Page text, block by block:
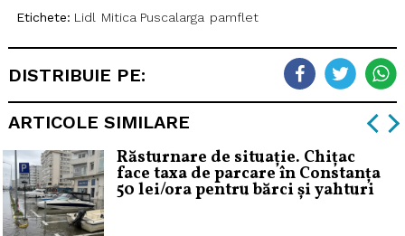
Etichete: Lidl Mitica Puscalarga pamflet
DISTRIBUIE PE:
ARTICOLE SIMILARE
Răsturnare de situație. Chițac
face taxa de parcare în Constanța
50 lei/ora pentru bărci și yahturi